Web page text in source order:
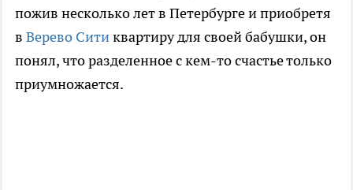
пожив несколько лет в Петербурге и приобретя
в Верево Ситиквартиру для своей бабушки, он
понял, что разделенное с кем-то счастье только
приумножается.